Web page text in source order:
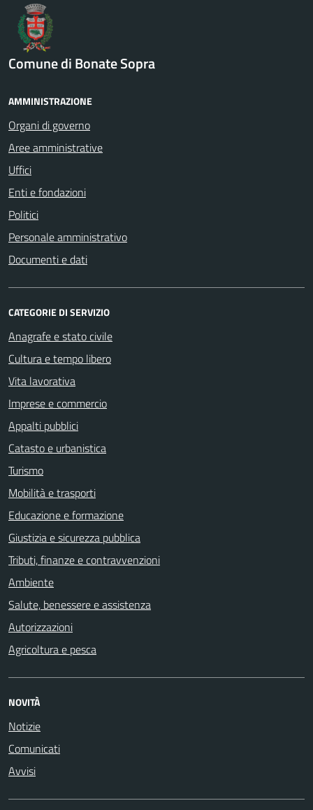
Comune di Bonate Sopra
AMMINISTRAZIONE
Organi di governo
Aree amministrative
Uffici
Enti e fondazioni
Politici
Personale amministrativo
Documenti e dati
CATEGORIE DI SERVIZIO
Anagrafe e stato civile
Cultura e tempo libero
Vita lavorativa
Imprese e commercio
Appalti pubblici
Catasto e urbanistica
Turismo
Mobilità e trasporti
Educazione e formazione
Giustizia e sicurezza pubblica
Tributi, finanze e contravvenzioni
Ambiente
Salute, benessere e assistenza
Autorizzazioni
Agricoltura e pesca
NOVITÀ
Notizie
Comunicati
Avvisi